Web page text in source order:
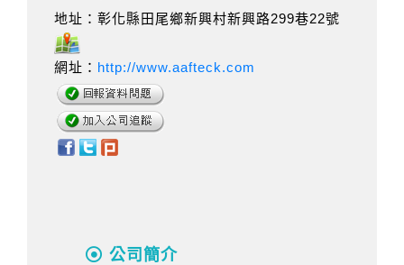
地址：彰化縣田尾鄉新興村新興路299巷22號
網址： http://www.aafteck.com
公司簡介